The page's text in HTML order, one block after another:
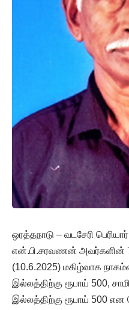
ஒரத்தநாடு – வடசேரி
என்.பி.சரவணன் அவர்களின்
(10.6.2025) மகிழ்வாக
இல்லத்திற்கு ரூபாய் 500,
இல்லத்திற்கு ரூபாய் 500